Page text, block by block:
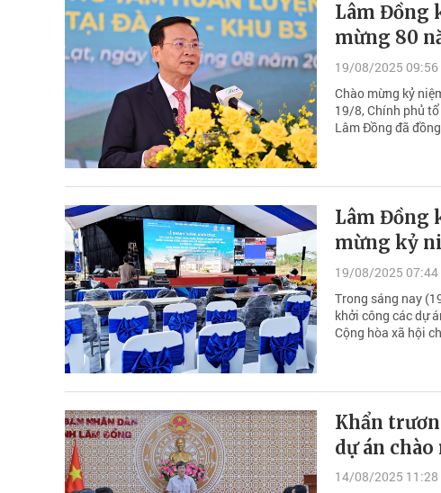
Lâm Đồng
mừng 80
19/08/2025 09:56
Chào mừng kỷ
19/8, Chính phủ
Lâm Đồng đã
Lâm Đồng
mừng kỷ
19/08/2025 07:44
Trong sáng nay
khởi công các dự
Cộng hòa xã hội
Khẩn
dự án
14/08/2025 11:28